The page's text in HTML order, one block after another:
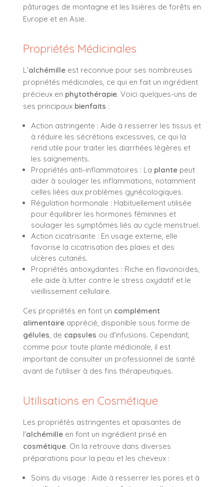
pâturages de montagne et les lisières de forêts en
Europe et en Asie.
Propriétés Médicinales
L'alchémille est reconnue pour ses nombreuses
propriétés médicinales, ce qui en fait un ingrédient
précieux en phytothérapie. Voici quelques-uns de
ses principaux bienfaits :
Action astringente : Aide à resserrer les tissus et
à réduire les sécrétions excessives, ce qui la
rend utile pour traiter les diarrhées légères et
les saignements.
Propriétés anti-inflammatoires : La plante peut
aider à soulager les inflammations, notamment
celles liées aux problèmes gynécologiques.
Régulation hormonale : Habituellement utilisée
pour équilibrer les hormones féminines et
soulager les symptômes liés au cycle menstruel.
Action cicatrisante : En usage externe, elle
favorise la cicatrisation des plaies et des
ulcères cutanés.
Propriétés antioxydantes : Riche en flavonoïdes,
elle aide à lutter contre le stress oxydatif et le
vieillissement cellulaire.
Ces propriétés en font un complément
alimentaire apprécié, disponible sous forme de
gélules, de capsules ou d'infusions. Cependant,
comme pour toute plante médicinale, il est
important de consulter un professionnel de santé
avant de l'utiliser à des fins thérapeutiques.
Utilisations en Cosmétique
Les propriétés astringentes et apaisantes de
l'alchémille en font un ingrédient prisé en
cosmétique. On la retrouve dans diverses
préparations pour la peau et les cheveux :
Soins du visage : Aide à resserrer les pores et à